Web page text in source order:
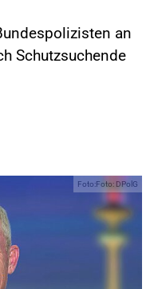
an
Schutzsuchende
Foto:Foto: DPolG